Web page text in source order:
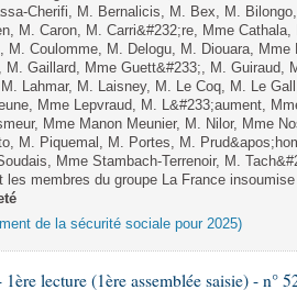
Cherifi, M. Bernalicis, M. Bex, M.
M. Caron, M. Carri&#232;re, Mme Cathala,
M. Coulomme, M. Delogu, M. Diouara, Mme
M. Gaillard, Mme Guett&#233;, M. Guiraud,
Lahmar, M. Laisney, M. Le Coq, M. Le
Mme Lepvraud, M. L&#233;aument,
Mme Manon Meunier, M. Nilor, Mme
M. Piquemal, M. Portes, M.
Mme Stambach-Terrenoir, M.
les membres du groupe La France
de la sécurité sociale pour 2025)
lecture (1ère assemblée saisie) - n°